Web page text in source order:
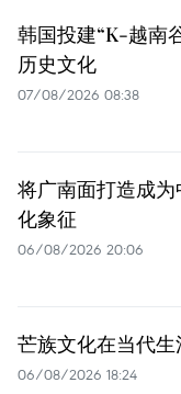
韩国投建“K-越南
历史文化
07/08/2026 08:38
将广南面打造成
化象征
06/08/2026 20:06
芒族文化在当代
06/08/2026 18:24